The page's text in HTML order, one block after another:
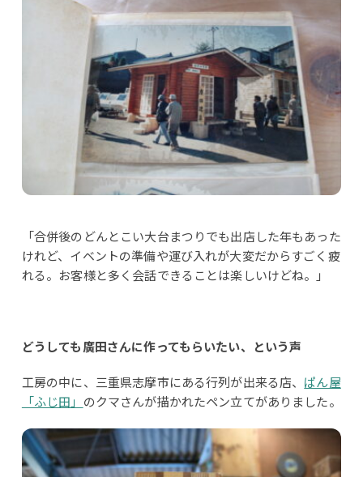
「合併後のどんとこい大台まつりでも出店した年もあった
けれど、イベントの準備や運び入れが大変だからすごく疲
れる。お客様と多く会話できることは楽しいけどね。」
どうしても廣田さんに作ってもらいたい、という声
工房の中に、三重県志摩市にある行列が出来る店、 ぱん屋
「ふじ田」 のクマさんが描かれたペン立てがありました。